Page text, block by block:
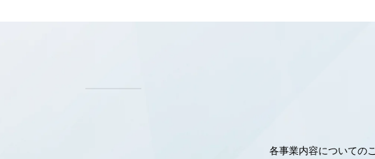
各事業内容についての